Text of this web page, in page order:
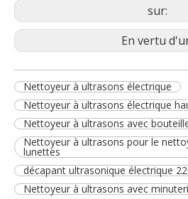
sur:
En vertu
Nettoyeur à ultrasons électrique
Nettoyeur à ultrasons électrique
Nettoyeur à ultrasons avec
Nettoyeur à ultrasons pour le
lunettes
décapant ultrasonique électrique
Nettoyeur à ultrasons avec